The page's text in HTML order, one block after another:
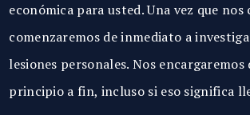
económica para usted. Una vez que
comenzaremos de inmediato a
lesiones personales. Nos encargaremos
principio a fin, incluso si eso significa